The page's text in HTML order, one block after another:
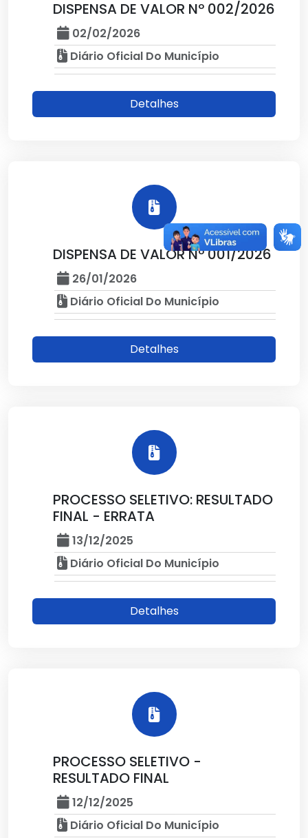
DISPENSA DE VALOR Nº 002/2026
02/02/2026
Diário Oficial Do Município
Detalhes
DISPENSA DE VALOR Nº 001/2026
26/01/2026
Diário Oficial Do Município
Detalhes
PROCESSO SELETIVO: RESULTADO
FINAL - ERRATA
13/12/2025
Diário Oficial Do Município
Detalhes
PROCESSO SELETIVO -
RESULTADO FINAL
12/12/2025
Diário Oficial Do Município